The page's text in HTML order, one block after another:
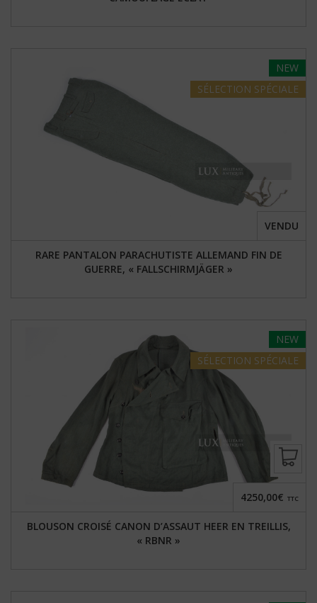
NEW
SÉLECTION SPÉCIALE
RARE PANTALON PARACHUTISTE ALLEMAND FIN DE
GUERRE, « FALLSCHIRMJÄGER »
VENDU
NEW
SÉLECTION SPÉCIALE
BLOUSON CROISÉ CANON D’ASSAUT HEER EN TREILLIS,
« RBNR »
4250,00€ TTC